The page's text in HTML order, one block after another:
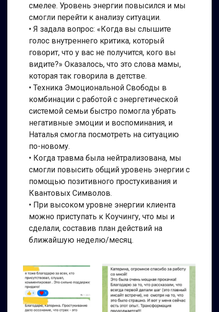
смелее. Уровень энергии повысился и мы
смогли перейти к анализу ситуации.
• Я задала вопрос: «Когда вы слышите
голос внутреннего критика, который
говорит, что у вас не получится, кого вы
видите?» Оказалось, что это слова мамы,
которая так говорила в детстве.
• Техника Эмоциональной Свободы в
комбинации с работой с энергетической
системой семьи быстро помогла убрать
негативные эмоции и воспоминания, и
Наталья смогла посмотреть на ситуацию
по-новому.
• Когда травма была нейтрализована, мы
смогли повысить общий уровень энергии с
помощью позитивного простукивания и
Квантовых Символов.
• При высоком уровне энергии клиента
можно приступать к Коучингу, что мы и
сделали, составив план действий на
ближайшую неделю/месяц.